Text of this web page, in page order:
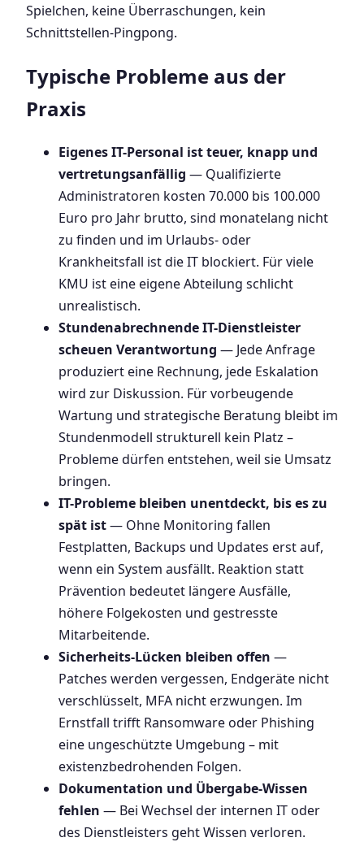
Spielchen, keine Überraschungen, kein
Schnittstellen-Pingpong.
Typische Probleme aus der
Praxis
Eigenes IT-Personal ist teuer, knapp und
vertretungsanfällig — Qualifizierte
Administratoren kosten 70.000 bis 100.000
Euro pro Jahr brutto, sind monatelang nicht
zu finden und im Urlaubs- oder
Krankheitsfall ist die IT blockiert. Für viele
KMU ist eine eigene Abteilung schlicht
unrealistisch.
Stundenabrechnende IT-Dienstleister
scheuen Verantwortung — Jede Anfrage
produziert eine Rechnung, jede Eskalation
wird zur Diskussion. Für vorbeugende
Wartung und strategische Beratung bleibt im
Stundenmodell strukturell kein Platz –
Probleme dürfen entstehen, weil sie Umsatz
bringen.
IT-Probleme bleiben unentdeckt, bis es zu
spät ist— Ohne Monitoring fallen
Festplatten, Backups und Updates erst auf,
wenn ein System ausfällt. Reaktion statt
Prävention bedeutet längere Ausfälle,
höhere Folgekosten und gestresste
Mitarbeitende.
Sicherheits-Lücken bleiben offen —
Patches werden vergessen, Endgeräte nicht
verschlüsselt, MFA nicht erzwungen. Im
Ernstfall trifft Ransomware oder Phishing
eine ungeschützte Umgebung – mit
existenzbedrohenden Folgen.
Dokumentation und Übergabe-Wissen
fehlen — Bei Wechsel der internen IT oder
des Dienstleisters geht Wissen verloren.